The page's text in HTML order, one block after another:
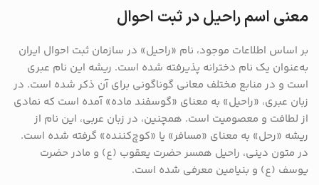
معنی اسم راحیل در ثبت احوال
بر اساس اطلاعات موجود، نام «راحیل» در سازمان ثبت احوال ایران
به‌عنوان یک نام دخترانه پذیرفته شده است. ریشه این نام عبری
است و در منابع مختلف معانی گوناگونی برای آن ذکر شده است. در
زبان عبری، «راحیل» به معنای «گوسفند ماده» آمده است که نمادی
از لطافت و معصومیت است. همچنین، در زبان عربی، این نام از
ریشه «رحل» به معنای «مسافر» یا «کوچ‌کننده» گرفته شده است.
در متون دینی، راحیل همسر حضرت یعقوب (ع) و مادر حضرت
یوسف (ع) و بنیامین معرفی شده است.